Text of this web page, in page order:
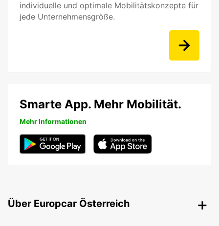
individuelle und optimale Mobilitätskonzepte für
jede Unternehmensgröße.
Smarte App. Mehr Mobilität.
Mehr Informationen
Über Europcar Österreich